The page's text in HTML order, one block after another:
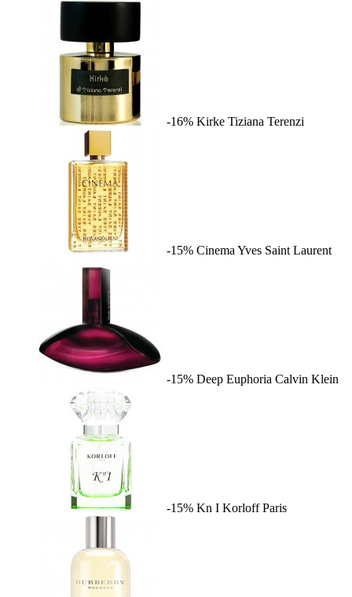
-16% Kirke Tiziana Terenzi
-15% Cinema Yves Saint Laurent
-15% Deep Euphoria Calvin Klein
-15% Kn I Korloff Paris